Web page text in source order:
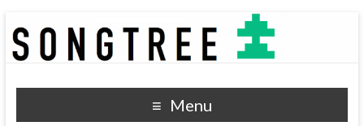
SONGTREE
洋楽歌詞の和訳なら
Menu